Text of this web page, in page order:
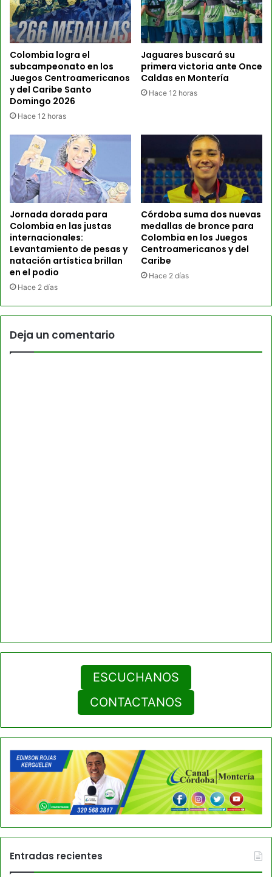
Colombia logra el
subcampeonato en los
Juegos Centroamericanos
y del Caribe Santo
Domingo 2026
Hace 12 horas
Jaguares buscará su
primera victoria ante Once
Caldas en Montería
Hace 12 horas
Jornada dorada para
Colombia en las justas
internacionales:
Levantamiento de pesas y
natación artística brillan
en el podio
Hace 2 días
Córdoba suma dos nuevas
medallas de bronce para
Colombia en los Juegos
Centroamericanos y del
Caribe
Hace 2 días
Deja un comentario
ESCUCHANOS
CONTACTANOS
Entradas recientes